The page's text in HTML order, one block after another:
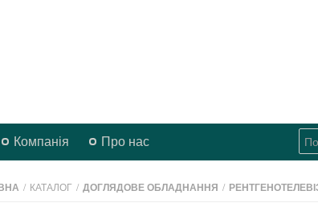
Компанія Про нас
/ КАТАЛОГ / ДОГЛЯДОВЕ ОБЛАДНАННЯ /